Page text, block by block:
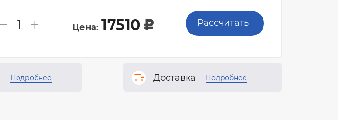
Цена: 17510 c Рассчитать
Подробнее Доставка Подробнее